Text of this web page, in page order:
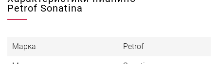
Petrof Sonatina
Марка Petrof